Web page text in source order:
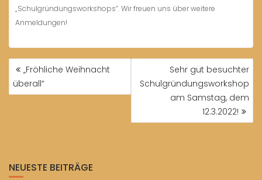
„Schulgründungsworkshops“. Wir freuen uns über weitere
Anmeldungen!
BEITRAGSNAVIGATION
„Fröhliche Weihnacht
überall“
Sehr gut besuchter
Schulgründungsworkshop
am Samstag, dem
12.3.2022!
NEUESTE BEITRÄGE